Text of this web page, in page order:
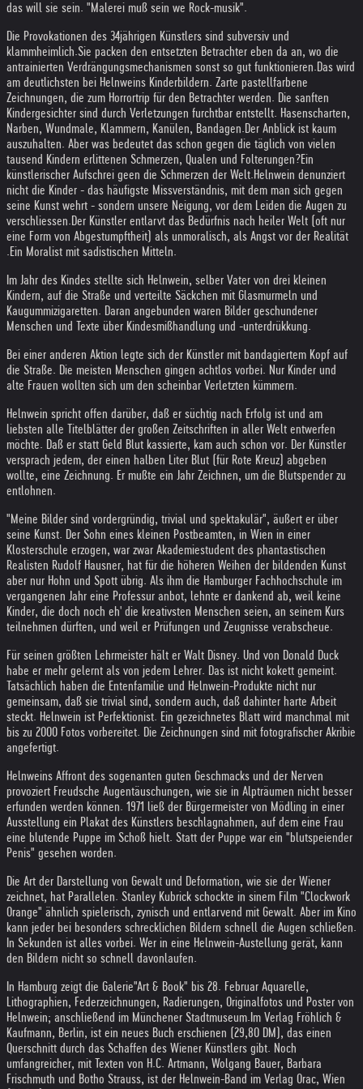
das will sie sein. "Malerei muß sein we Rock-musik".
Die Provokationen des 34jährigen Künstlers sind subversiv und
klammheimlich.Sie packen den entsetzten Betrachter eben da an, wo die
antrainierten Verdrängungsmechanismen sonst so gut funktionieren. Das wird
am deutlichsten bei Helnweins Kinderbildern. Zarte pastellfarbene
Zeichnungen, die zum Horrortrip für den Betrachter werden. Die sanften
Kindergesichter sind durch Verletzungen furchtbar entstellt. Hasenscharten,
Narben, Wundmale, Klammern, Kanülen, Bandagen. Der Anblick ist kaum
auszuhalten. Aber was bedeutet das schon gegen die täglich von vielen
tausend Kindern erlittenen Schmerzen, Qualen und Folterungen?Ein
künstlerischer Aufschrei geen die Schmerzen der Welt.Helnwein denunziert
nicht die Kinder - das häufigste Missverständnis, mit dem man sich gegen
seine Kunst wehrt - sondern unsere Neigung, vor dem Leiden die Augen zu
verschliessen. Der Künstler entlarvt das Bedürfnis nach heiler Welt (oft nur
eine Form von Abgestumpftheit) als unmoralisch, als Angst vor der Realität
.Ein Moralist mit sadistischen Mitteln.
Im Jahr des Kindes stellte sich Helnwein, selber Vater von drei kleinen
Kindern, auf die Straße und verteilte Säckchen mit Glasmurmeln und
Kaugummizigaretten. Daran angebunden waren Bilder geschundener
Menschen und Texte über Kindesmißhandlung und -unterdrükkung.
Bei einer anderen Aktion legte sich der Künstler mit bandagiertem Kopf auf
die Straße. Die meisten Menschen gingen achtlos vorbei. Nur Kinder und
alte Frauen wollten sich um den scheinbar Verletzten kümmern.
Helnwein spricht offen darüber, daß er süchtig nach Erfolg ist und am
liebsten alle Titelblätter der großen Zeitschriften in aller Welt entwerfen
möchte. Daß er statt Geld Blut kassierte, kam auch schon vor. Der Künstler
versprach jedem, der einen halben Liter Blut (für Rote Kreuz) abgeben
wollte, eine Zeichnung. Er mußte ein Jahr Zeichnen, um die Blutspender zu
entlohnen.
"Meine Bilder sind vordergründig, trivial und spektakulär", äußert er über
seine Kunst. Der Sohn eines kleinen Postbeamten, in Wien in einer
Klosterschule erzogen, war zwar Akademiestudent des phantastischen
Realisten Rudolf Hausner, hat für die höheren Weihen der bildenden Kunst
aber nur Hohn und Spott übrig. Als ihm die Hamburger Fachhochschule im
vergangenen Jahr eine Professur anbot, lehnte er dankend ab, weil keine
Kinder, die doch noch eh' die kreativsten Menschen seien, an seinem Kurs
teilnehmen dürften, und weil er Prüfungen und Zeugnisse verabscheue.
Für seinen größten Lehrmeister hält er Walt Disney. Und von Donald Duck
habe er mehr gelernt als von jedem Lehrer. Das ist nicht kokett gemeint.
Tatsächlich haben die Entenfamilie und Helnwein-Produkte nicht nur
gemeinsam, daß sie trivial sind, sondern auch, daß dahinter harte Arbeit
steckt. Helnwein ist Perfektionist. Ein gezeichnetes Blatt wird manchmal mit
bis zu 2000 Fotos vorbereitet. Die Zeichnungen sind mit fotografischer Akribie
angefertigt.
Helnweins Affront des sogenanten guten Geschmacks und der Nerven
provoziert Freudsche Augentäuschungen, wie sie in Alpträumen nicht besser
erfunden werden können. 1971 ließ der Bürgermeister von Mödling in einer
Ausstellung ein Plakat des Künstlers beschlagnahmen, auf dem eine Frau
eine blutende Puppe im Schoß hielt. Statt der Puppe war ein "blutspeiender
Penis" gesehen worden.
Die Art der Darstellung von Gewalt und Deformation, wie sie der Wiener
zeichnet, hat Parallelen. Stanley Kubrick schockte in sinem Film "Clockwork
Orange" ähnlich spielerisch, zynisch und entlarvend mit Gewalt. Aber im Kino
kann jeder bei besonders schrecklichen Bildern schnell die Augen schließen.
In Sekunden ist alles vorbei. Wer in eine Helnwein-Austellung gerät, kann
den Bildern nicht so schnell davonlaufen.
In Hamburg zeigt die Galerie"Art & Book" bis 28. Februar Aquarelle,
Lithographien, Federzeichnungen, Radierungen, Originalfotos und Poster von
Helnwein; anschließend im Münchener Stadtmuseum. Im Verlag Fröhlich &
Kaufmann, Berlin, ist ein neues Buch erschienen (29,80 DM), das einen
Querschnitt durch das Schaffen des Wiener Künstlers gibt. Noch
umfangreicher, mit Texten von H.C. Artmann, Wolgang Bauer, Barbara
Frischmuth und Botho Strauss, ist der Helnwein-Band im Verlag Orac, Wien